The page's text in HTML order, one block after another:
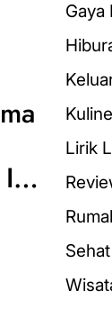
Gaya
Lirik
Sehat